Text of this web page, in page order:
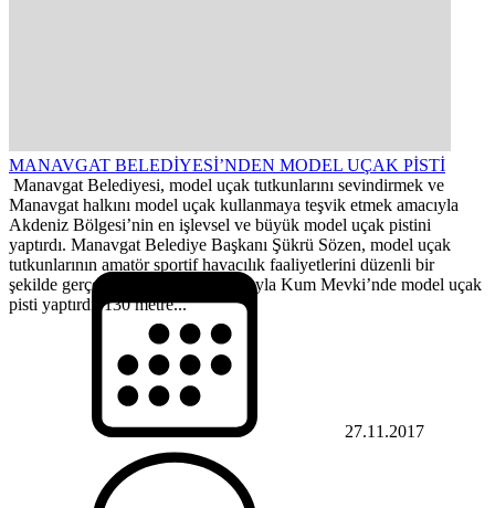
MANAVGAT BELEDİYESİ’NDEN MODEL UÇAK PİSTİ
Manavgat Belediyesi, model uçak tutkunlarını sevindirmek ve
Manavgat halkını model uçak kullanmaya teşvik etmek amacıyla
Akdeniz Bölgesi’nin en işlevsel ve büyük model uçak pistini
yaptırdı. Manavgat Belediye Başkanı Şükrü Sözen, model uçak
tutkunlarının amatör sportif havacılık faaliyetlerini düzenli bir
şekilde gerçekleştirebilmeleri amacıyla Kum Mevki’nde model uçak
pisti yaptırdı. 130 metre...
27.11.2017